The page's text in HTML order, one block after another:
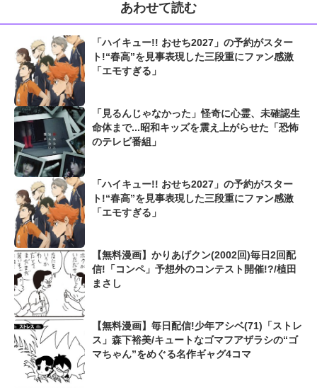
あわせて読む
「ハイキュー!! おせち2027」の予約がスター
ト!“春高”を見事表現した三段重にファン感激
「エモすぎる」
「見るんじゃなかった」怪奇に心霊、未確認生
命体まで...昭和キッズを震え上がらせた「恐怖
のテレビ番組」
「ハイキュー!! おせち2027」の予約がスター
ト!“春高”を見事表現した三段重にファン感激
「エモすぎる」
【無料漫画】かりあげクン(2002回)毎日2回配
信!「コンペ」予想外のコンテスト開催!?/植田
まさし
【無料漫画】毎日配信!少年アシベ(71)「ストレ
ス」森下裕美/キュートなゴマフアザラシの“ゴ
マちゃん”をめぐる名作ギャグ4コマ